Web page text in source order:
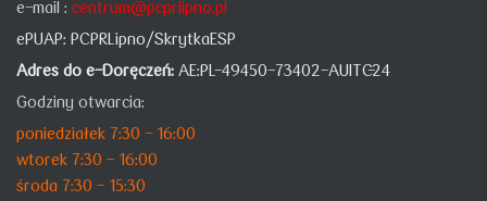
e-mail : centrum@pcprlipno.pl
ePUAP: PCPRLipno/SkrytkaESP
Adres do e-Doręczeń: AE:PL-49450-73402-AUITC-24
Godziny otwarcia:
poniedziałek 7:30 - 16:00
wtorek 7:30 - 16:00
środa 7:30 - 15:30